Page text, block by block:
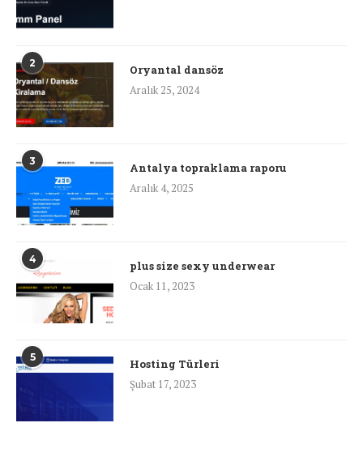
2
Oryantal dansöz
Aralık 25, 2024
3
Antalya topraklama raporu
Aralık 4, 2025
4
plus size sexy underwear
Ocak 11, 2023
5
Hosting Türleri
Şubat 17, 2023